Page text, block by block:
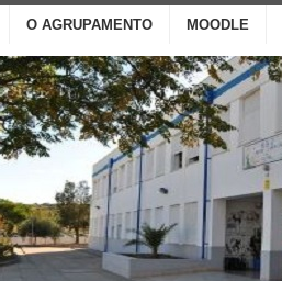
O AGRUPAMENTO MOODLE